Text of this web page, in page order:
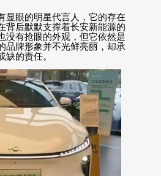
显眼的明星代言人，它的存在
背后默默支撑着长安新能源的
没有抢眼的外观，但它依然是
品牌形象并不光鲜亮丽，却承
缺的责任。